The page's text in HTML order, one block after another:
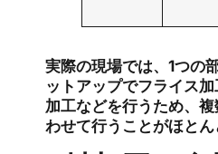
実際の現場では、1つの
ットアップでフライス
加工などを行うため、
わせて行うことがほと